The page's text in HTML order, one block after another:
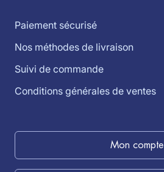
Paiement sécurisé
Nos méthodes de livraison
Suivi de commande
Conditions générales de ventes
Mon compte